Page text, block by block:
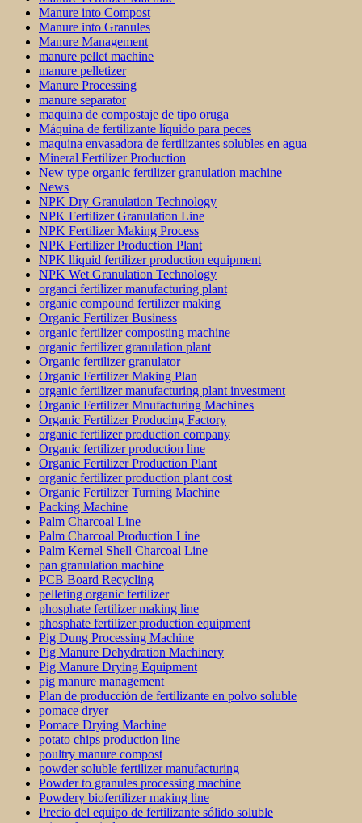
Manure into Compost
Manure into Granules
Manure Management
manure pellet machine
manure pelletizer
Manure Processing
manure separator
maquina de compostaje de tipo oruga
Máquina de fertilizante líquido para peces
maquina envasadora de fertilizantes solubles en agua
Mineral Fertilizer Production
New type organic fertilizer granulation machine
News
NPK Dry Granulation Technology
NPK Fertilizer Granulation Line
NPK Fertilizer Making Process
NPK Fertilizer Production Plant
NPK lliquid fertilizer production equipment
NPK Wet Granulation Technology
organci fertilizer manufacturing plant
organic compound fertilizer making
Organic Fertilizer Business
organic fertilizer composting machine
organic fertilizer granulation plant
Organic fertilizer granulator
Organic Fertilizer Making Plan
organic fertilizer manufacturing plant investment
Organic Fertilizer Mnufacturing Machines
Organic Fertilizer Producing Factory
organic fertilizer production company
Organic fertilizer production line
Organic Fertilizer Production Plant
organic fertilizer production plant cost
Organic Fertilizer Turning Machine
Packing Machine
Palm Charcoal Line
Palm Charcoal Production Line
Palm Kernel Shell Charcoal Line
pan granulation machine
PCB Board Recycling
pelleting organic fertilizer
phosphate fertilizer making line
phosphate fertilizer production equipment
Pig Dung Processing Machine
Pig Manure Dehydration Machinery
Pig Manure Drying Equipment
pig manure management
Plan de producción de fertilizante en polvo soluble
pomace dryer
Pomace Drying Machine
potato chips production line
poultry manure compost
powder soluble fertilizer manufacturing
Powder to granules processing machine
Powdery biofertilizer making line
Precio del equipo de fertilizante sólido soluble